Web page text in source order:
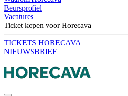
Beursprofiel
Vacatures
Ticket kopen voor Horecava
TICKETS HORECAVA
NIEUWSBRIEF